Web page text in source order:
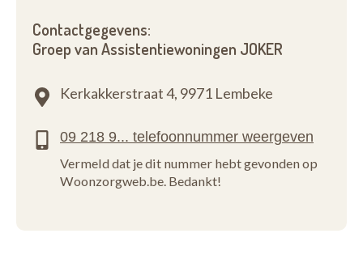
Contactgegevens:
Groep van Assistentiewoningen JOKER
Kerkakkerstraat 4, 9971 Lembeke
Vermeld dat je dit nummer hebt gevonden op
Woonzorgweb.be. Bedankt!